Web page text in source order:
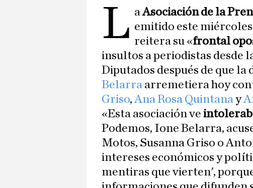
L aAsociación de la
emitido este
reitera su «frontal
insultos a periodistas desde
Diputados después de que la
Belarra arremetiera hoy
Griso,Ana Rosa Quintanay
«Esta asociación ve
Podemos, Ione Belarra,
Motos, Susanna Griso o
intereses económicos y
mentiras que vierten',